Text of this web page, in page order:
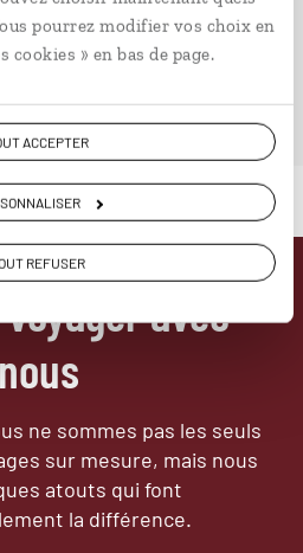
pourrez modifier vos choix en
» en bas de page.
ACCEPTER
REFUSER
VOYAGE EN CHINE DU NORD
avec
nous
ne sommes pas les seuls
sur mesure, mais nous
atouts qui font
la différence.